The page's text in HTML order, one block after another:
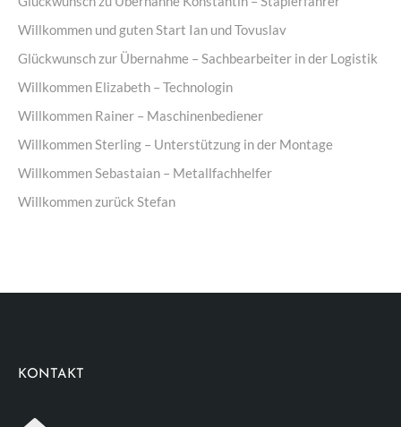
Willkommen und guten Start Ian und Tovuslav
Glückwunsch zur Übernahme – Sachbearbeiter in der Logistik
Willkommen Elizabeth – Technologin
Willkommen Rainer – Maschinenbediener
Willkommen Sterling – Unterstützung in der Montage
Willkommen Sebastaian – Metallfachhelfer
Willkommen zurück Stefan
KONTAKT